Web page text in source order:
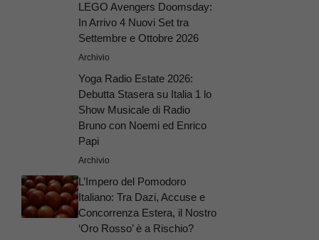
LEGO Avengers Doomsday:
In Arrivo 4 Nuovi Set tra
Settembre e Ottobre 2026
Archivio
Yoga Radio Estate 2026:
Debutta Stasera su Italia 1 lo
Show Musicale di Radio
Bruno con Noemi ed Enrico
Papi
Archivio
L’Impero del Pomodoro
Italiano: Tra Dazi, Accuse e
Concorrenza Estera, il Nostro
‘Oro Rosso’ è a Rischio?